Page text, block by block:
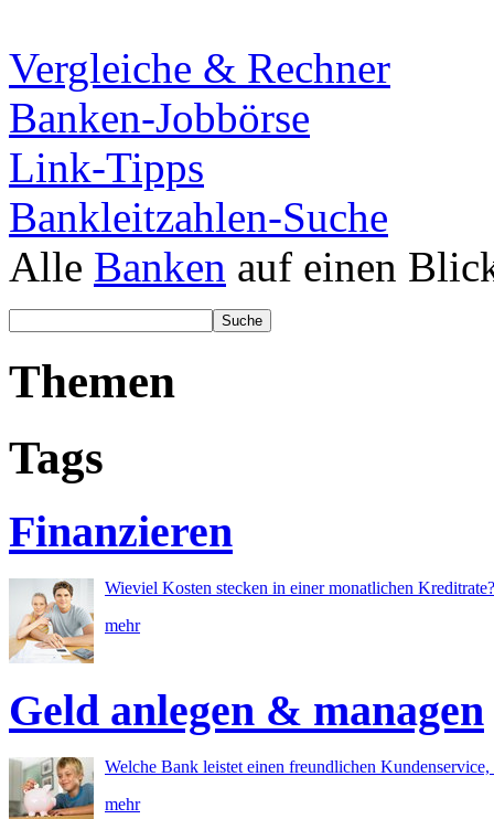
Vergleiche & Rechner
Banken-Jobbörse
Link-Tipps
Bankleitzahlen-Suche
Alle Banken auf einen
Themen
Tags
Finanzieren
Wieviel Kosten stecken in einer monatlichen
mehr
Geld anlegen & managen
Welche Bank leistet einen freundlichen
mehr